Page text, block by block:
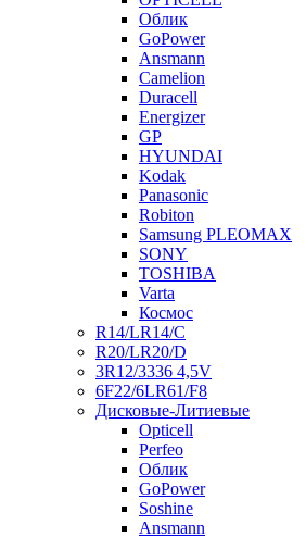
Облик
GoPower
Ansmann
Camelion
Duracell
Energizer
GP
HYUNDAI
Kodak
Panasonic
Robiton
Samsung PLEOMAX
SONY
TOSHIBA
Varta
Космос
R14/LR14/C
R20/LR20/D
3R12/3336 4,5V
6F22/6LR61/F8
Дисковые-Литиевые
Opticell
Perfeo
Облик
GoPower
Soshine
Ansmann